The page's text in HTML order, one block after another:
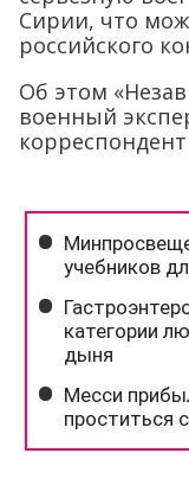
Сирии, что
российского
Об этом
военный
корреспондент